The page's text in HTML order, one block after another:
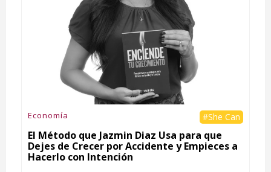
Economía #She Can
El Método que Jazmin Diaz Usa para que
Dejes de Crecer por Accidente y Empieces a
Hacerlo con Intención